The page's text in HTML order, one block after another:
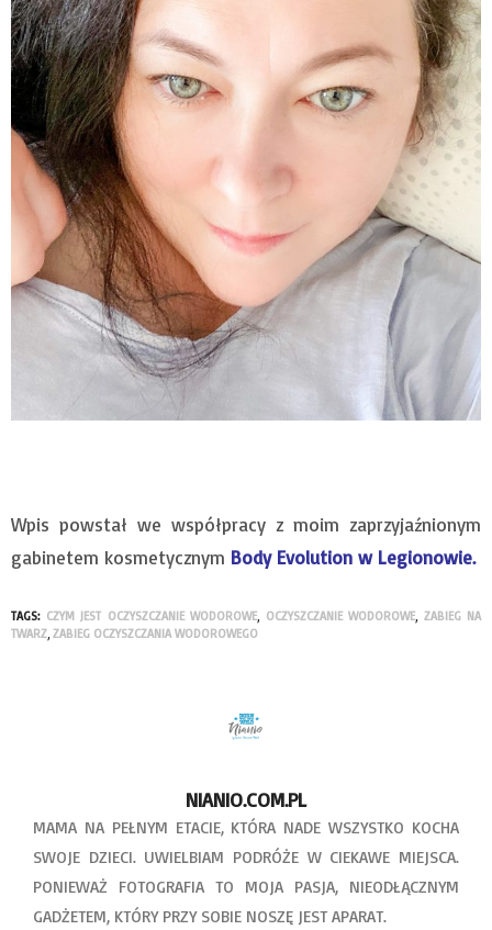
Wpis powstał we współpracy z moim zaprzyjaźnionym
gabinetem kosmetycznym Body Evolution w Legionowie.
TAGS: CZYM JEST OCZYSZCZANIE WODOROWE OCZYSZCZANIE WODOROWE ZABIEG NA
TWARZ ZABIEG OCZYSZCZANIA WODOROWEGO
NIANIO.COM.PL
MAMA NA PEŁNYM ETACIE, KTÓRA NADE WSZYSTKO KOCHA
SWOJE DZIECI. UWIELBIAM PODRÓŻE W CIEKAWE MIEJSCA.
PONIEWAŻ FOTOGRAFIA TO MOJA PASJA, NIEODŁĄCZNYM
GADŻETEM, KTÓRY PRZY SOBIE NOSZĘ JEST APARAT.